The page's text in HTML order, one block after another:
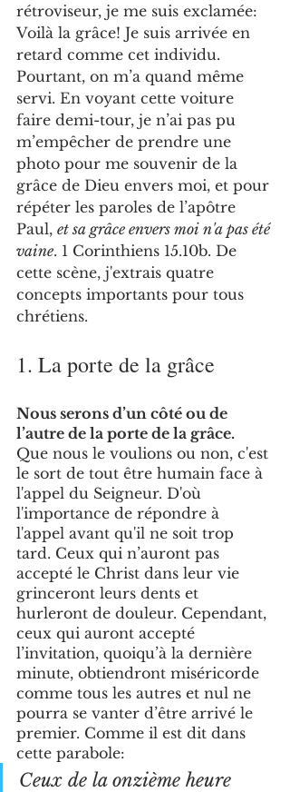
rétroviseur, je me suis exclamée:
Voilà la grâce! Je suis arrivée en
retard comme cet individu.
Pourtant, on m’a quand même
servi. En voyant cette voiture
faire demi-tour, je n’ai pas pu
m’empêcher de prendre une
photo pour me souvenir de la
grâce de Dieu envers moi, et pour
répéter les paroles de l’apôtre
Paul, et sa grâce envers moi n'a pas été
vaine. 1 Corinthiens 15.10b. De
cette scène, j'extrais quatre
concepts importants pour tous
chrétiens.
1. La porte de la grâce
Nous serons d’un côté ou de
l’autre de la porte de la grâce.
Que nous le voulions ou non, c'est
le sort de tout être humain face à
l'appel du Seigneur. D'où
l'importance de répondre à
l'appel avant qu'il ne soit trop
tard. Ceux qui n’auront pas
accepté le Christ dans leur vie
grinceront leurs dents et
hurleront de douleur. Cependant,
ceux qui auront accepté
l’invitation, quoiqu’à la dernière
minute, obtiendront miséricorde
comme tous les autres et nul ne
pourra se vanter d’être arrivé le
premier. Comme il est dit dans
cette parabole:
Ceux de la onzième heure